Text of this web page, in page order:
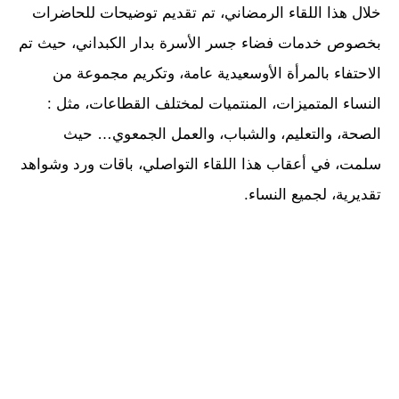
خلال هذا اللقاء الرمضاني، تم تقديم توضيحات للحاضرات
بخصوص خدمات فضاء جسر الأسرة بدار الكبداني، حيث تم
الاحتفاء بالمرأة الأوسعيدية عامة، وتكريم مجموعة من
النساء المتميزات، المنتميات لمختلف القطاعات، مثل :
الصحة، والتعليم، والشباب، والعمل الجمعوي… حيث
سلمت، في أعقاب هذا اللقاء التواصلي، باقات ورد وشواهد
تقديرية، لجميع النساء.